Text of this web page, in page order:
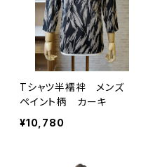
Tシャツ半襦袢 メンズ
ペイント柄 カーキ
¥10,780